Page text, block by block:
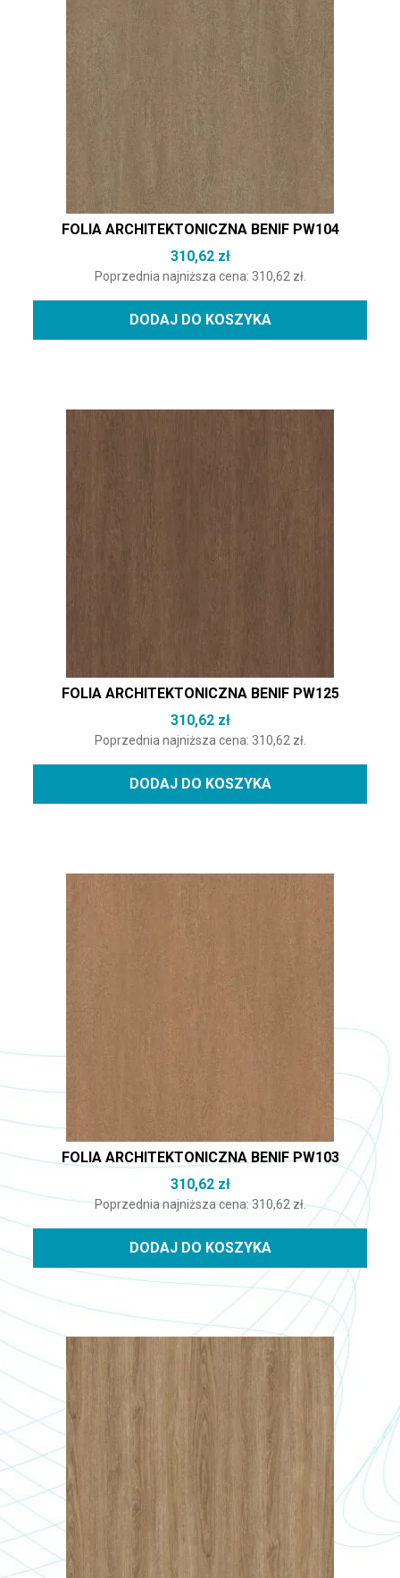
FOLIA ARCHITEKTONICZNA BENIF PW104
310,62 zł
Poprzednia najniższa cena: 310,62 zł.
DODAJ DO KOSZYKA
FOLIA ARCHITEKTONICZNA BENIF PW125
310,62 zł
Poprzednia najniższa cena: 310,62 zł.
DODAJ DO KOSZYKA
FOLIA ARCHITEKTONICZNA BENIF PW103
310,62 zł
Poprzednia najniższa cena:310,62 zł.
DODAJ DO KOSZYKA